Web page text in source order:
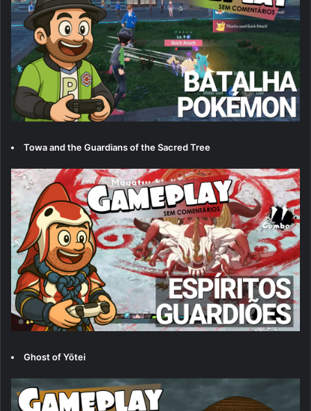
Towa and the Guardians of the Sacred Tree
Ghost of Yōtei